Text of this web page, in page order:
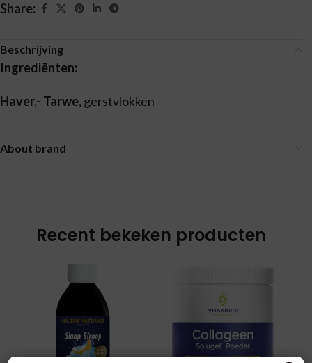
Share:
Beschrijving
Ingrediënten:
Haver,- Tarwe, gerstvlokken
About brand
Recent bekeken producten